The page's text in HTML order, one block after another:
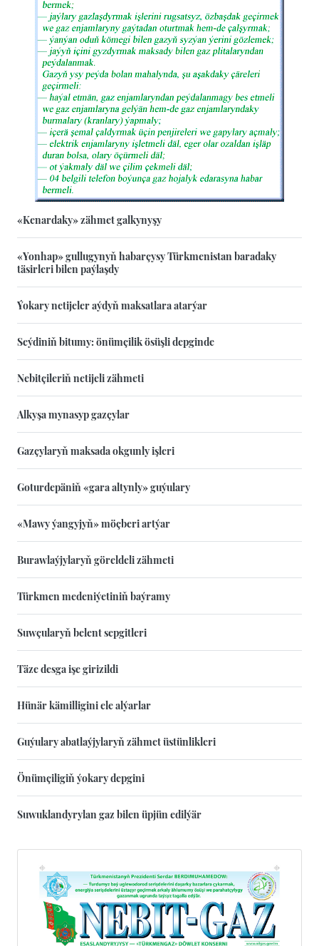
«Kenardaky» zähmet galkynyşy
«Yonhap» gullugynyň habarçysy Türkmenistan baradaky
täsirleri bilen paýlaşdy
Ýokary netijeler aýdyň maksatlara atarýar
Seýdiniň bitumy: önümçilik ösüşli depginde
Nebitçileriň netijeli zähmeti
Alkyşa mynasyp gazçylar
Gazçylaryň maksada okgunly işleri
Goturdepäniň «gara altynly» guýulary
«Mawy ýangyjyň» möçberi artýar
Burawlaýjylaryň göreldeli zähmeti
Türkmen medeniýetiniň baýramy
Suwçularyň belent sepgitleri
Täze desga işe girizildi
Hünär kämilligini ele alýarlar
Guýulary abatlaýjylaryň zähmet üstünlikleri
Önümçiligiň ýokary depgini
Suwuklandyrylan gaz bilen üpjün edilýär